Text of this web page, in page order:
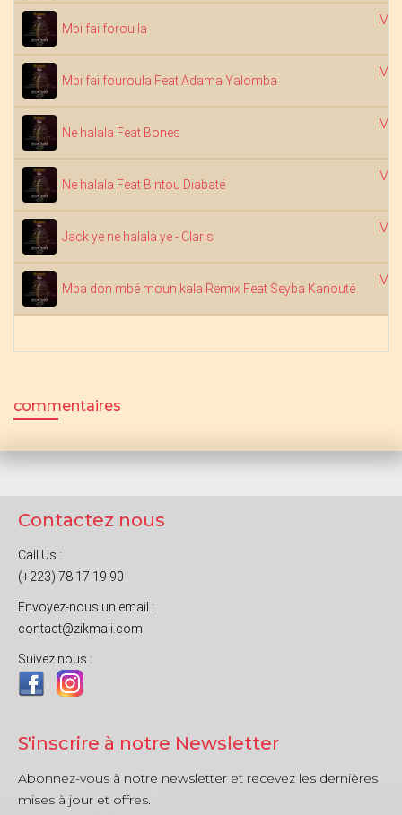
Mbi fai forou la
Mbi fai fouroula Feat Adama Yalomba
Ne halala Feat Bones
Ne halala Feat Bintou Diabaté
Jack ye ne halala ye - Claris
Mba don mbé moun kala Remix Feat Seyba Kanouté
commentaires
Contactez nous
Call Us :
(+223) 78 17 19 90
Envoyez-nous un email :
contact@zikmali.com
Suivez nous :
S'inscrire à notre Newsletter
Abonnez-vous à notre newsletter et recevez les dernières
mises à jour et offres.